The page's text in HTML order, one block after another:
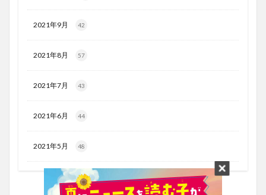
2021年9月 42
2021年8月 57
2021年7月 43
2021年6月 44
2021年5月 48